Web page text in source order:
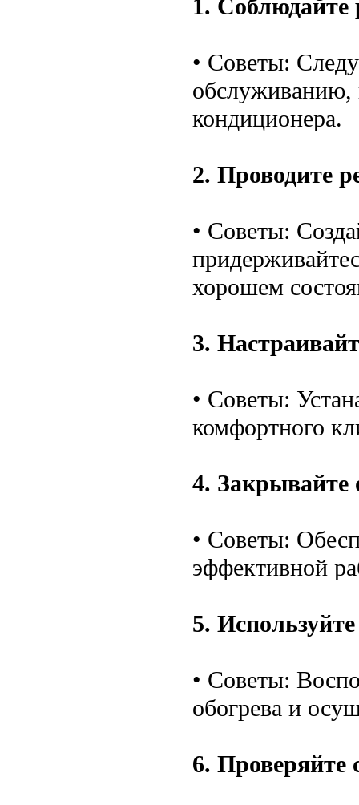
1. Соблюдайте
• Советы:
обслуживанию,
кондиционера.
2. Проводите
• Советы:
хорошем
3.
• Советы:
комфортного
4. Закрывайте
• Советы:
эффективной
5.
• Советы:
обогрева и
6. Проверяйте